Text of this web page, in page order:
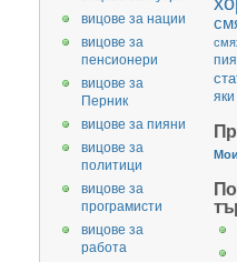
яки
вицове за нации
вицове за
пенсионери
вицове за
Перник
вицове за пияни
вицове за
политици
вицове за
програмисти
вицове за
работа